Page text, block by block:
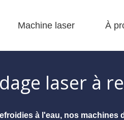
Machine laser À
laser à
à l'eau, nos